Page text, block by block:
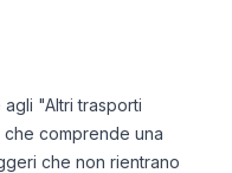
agli "Altri trasporti
comprende una
che non rientrano